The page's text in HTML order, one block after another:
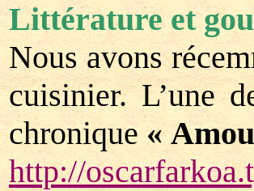
Littérature et
Nous avons
cuisinier. L’une
chronique«
http://